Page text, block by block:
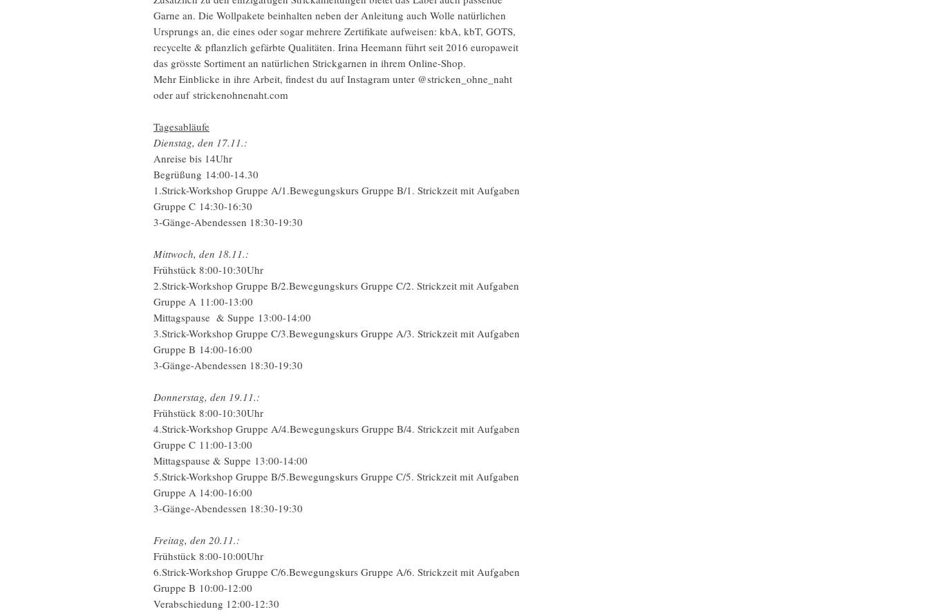
Garne an. Die Wollpakete beinhalten neben der Anleitung auch Wolle natürlichen
Ursprungs an, die eines oder sogar mehrere Zertifikate aufweisen: kbA, kbT, GOTS,
recycelte & pflanzlich gefärbte Qualitäten. Irina Heemann führt seit 2016 europaweit
das grösste Sortiment an natürlichen Strickgarnen in ihrem Online-Shop.
Mehr Einblicke in ihre Arbeit, findest du auf Instagram unter @stricken_ohne_naht
oder auf strickenohnenaht.com
Tagesabläufe
Dienstag, den 17.11.:
Anreise bis 14Uhr
Begrüßung 14:00-14.30
1.Strick-Workshop Gruppe A/1.Bewegungskurs Gruppe B/1. Strickzeit mit Aufgaben
Gruppe C 14:30-16:30
3-Gänge-Abendessen 18:30-19:30
Mittwoch, den 18.11.:
Frühstück 8:00-10:30Uhr
2.Strick-Workshop Gruppe B/2.Bewegungskurs Gruppe C/2. Strickzeit mit Aufgaben
Gruppe A 11:00-13:00
Mittagspause & Suppe 13:00-14:00
3.Strick-Workshop Gruppe C/3.Bewegungskurs Gruppe A/3. Strickzeit mit Aufgaben
Gruppe B 14:00-16:00
3-Gänge-Abendessen 18:30-19:30
Donnerstag, den 19.11.:
Frühstück 8:00-10:30Uhr
4.Strick-Workshop Gruppe A/4.Bewegungskurs Gruppe B/4. Strickzeit mit Aufgaben
Gruppe C 11:00-13:00
Mittagspause & Suppe 13:00-14:00
5.Strick-Workshop Gruppe B/5.Bewegungskurs Gruppe C/5. Strickzeit mit Aufgaben
Gruppe A 14:00-16:00
3-Gänge-Abendessen 18:30-19:30
Freitag, den 20.11.:
Frühstück 8:00-10:00Uhr
6.Strick-Workshop Gruppe C/6.Bewegungskurs Gruppe A/6. Strickzeit mit Aufgaben
Gruppe B 10:00-12:00
Verabschiedung 12:00-12:30